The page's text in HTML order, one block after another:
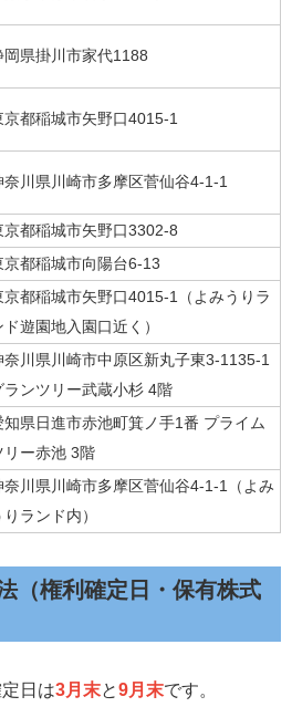
岡県掛川市家代1188
京都稲城市矢野口4015-1
奈川県川崎市多摩区菅仙谷4-1-1
京都稲城市矢野口3302-8
京都稲城市向陽台6-13
京都稲城市矢野口4015-1（よみうりラ
ド遊園地入園口近く）
奈川県川崎市中原区新丸子東3-1135-1
ランツリー武蔵小杉 4階
知県日進市赤池町箕ノ手1番 プライム
リー赤池 3階
奈川県川崎市多摩区菅仙谷4-1-1（よみ
りランド内）
（権利確定日・保有株式
日は3月末と9月末です。